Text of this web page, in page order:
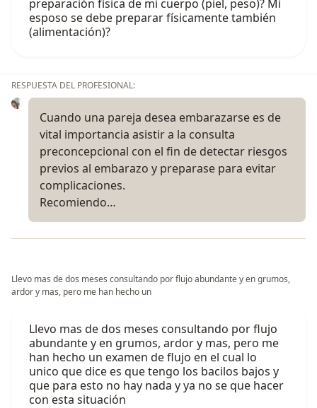
preparación física de mi cuerpo (piel, peso)? Mi
esposo se debe preparar físicamente también
(alimentación)?
RESPUESTA DEL PROFESIONAL:
Cuando una pareja desea embarazarse es de
vital importancia asistir a la consulta
preconcepcional con el fin de detectar riesgos
previos al embarazo y preparase para evitar
complicaciones.
Recomiendo…
Llevo mas de dos meses consultando por flujo abundante y en grumos,
ardor y mas, pero me han hecho un
Llevo mas de dos meses consultando por flujo
abundante y en grumos, ardor y mas, pero me
han hecho un examen de flujo en el cual lo
unico que dice es que tengo los bacilos bajos y
que para esto no hay nada y ya no se que hacer
con esta situación